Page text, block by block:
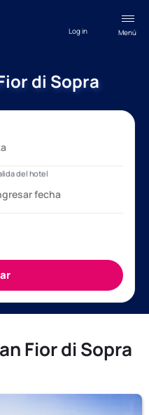
Menú
Log in
di Sopra
Fior di Sopra